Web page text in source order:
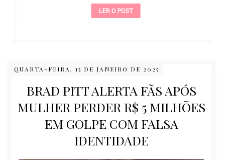
LER O POST
QUARTA-FEIRA, 15 DE JANEIRO DE 2025
BRAD PITT ALERTA FÃS APÓS
MULHER PERDER R$ 5 MILHÕES
EM GOLPE COM FALSA
IDENTIDADE